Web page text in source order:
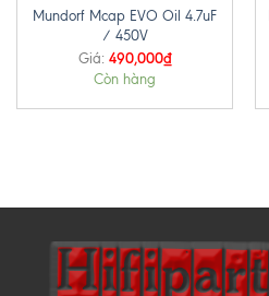
Mundorf Mcap EVO Oil 4.7uF
/ 450V
Giá: 490,000₫
Còn hàng